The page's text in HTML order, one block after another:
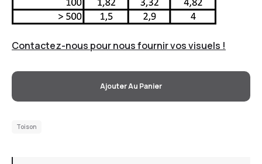
Contactez-nous pour nous fournir vos visuels !
Ajouter Au Panier
Toison